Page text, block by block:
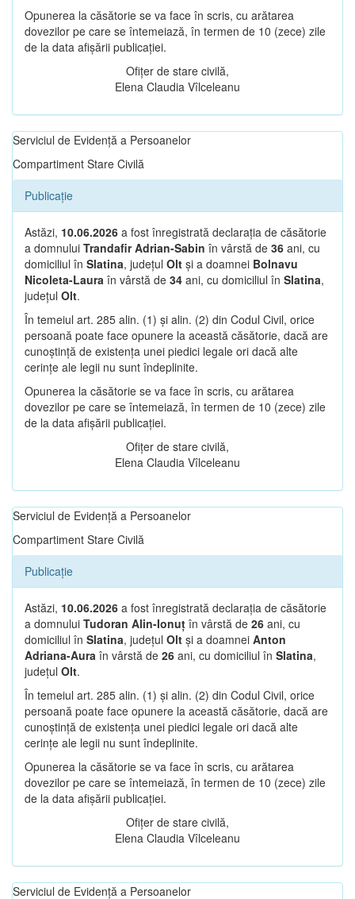
Opunerea la căsătorie se va face în scris, cu arătarea
dovezilor pe care se întemeiază, în termen de 10 (zece) zile
de la data afișării publicației.
Ofițer de stare civilă,
Elena Claudia Vîlceleanu
Serviciul de Evidență a Persoanelor
Compartiment Stare Civilă
Publicație
Astăzi, 10.06.2026 a fost înregistrată declarația de căsătorie
a domnului Trandafir Adrian-Sabin în vârstă de 36 ani, cu
domiciliul în Slatina, județul Olt și a doamnei Bolnavu
Nicoleta-Laura în vârstă de 34 ani, cu domiciliul în Slatina,
județul Olt.
În temeiul art. 285 alin. (1) și alin. (2) din Codul Civil, orice
persoană poate face opunere la această căsătorie, dacă are
cunoștință de existența unei piedici legale ori dacă alte
cerințe ale legii nu sunt îndeplinite.
Opunerea la căsătorie se va face în scris, cu arătarea
dovezilor pe care se întemeiază, în termen de 10 (zece) zile
de la data afișării publicației.
Ofițer de stare civilă,
Elena Claudia Vîlceleanu
Serviciul de Evidență a Persoanelor
Compartiment Stare Civilă
Publicație
Astăzi, 10.06.2026 a fost înregistrată declarația de căsătorie
a domnului Tudoran Alin-Ionuț în vârstă de 26 ani, cu
domiciliul în Slatina, județul Olt și a doamnei Anton
Adriana-Aura în vârstă de 26 ani, cu domiciliul în Slatina,
județul Olt.
În temeiul art. 285 alin. (1) și alin. (2) din Codul Civil, orice
persoană poate face opunere la această căsătorie, dacă are
cunoștință de existența unei piedici legale ori dacă alte
cerințe ale legii nu sunt îndeplinite.
Opunerea la căsătorie se va face în scris, cu arătarea
dovezilor pe care se întemeiază, în termen de 10 (zece) zile
de la data afișării publicației.
Ofițer de stare civilă,
Elena Claudia Vîlceleanu
Serviciul de Evidență a Persoanelor